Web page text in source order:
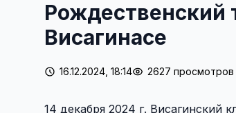
Рождественский
Висагинасе
16.12.2024, 18:14 2627 просмотров
14 декабря 2024 г. Висагинский